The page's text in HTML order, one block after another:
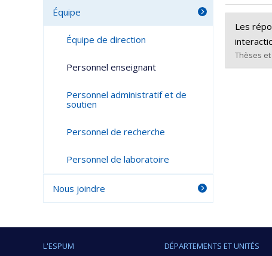
Les
Thèses
Équipe
Équipe de direction
Personnel enseignant
Personnel administratif et de
soutien
Personnel de recherche
Personnel de laboratoire
Nous joindre
L'ESPUM DÉPARTEMENTS ET UNITÉS